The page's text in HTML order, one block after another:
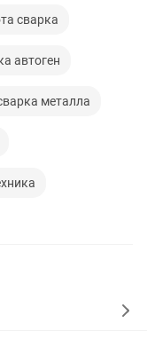
сварка
автоген
металла